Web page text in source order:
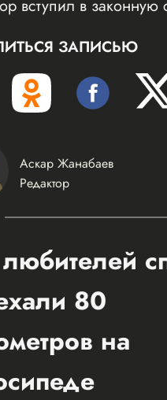
вступил в законную
ЗАПИСЬЮ
Аскар Жанабаев
Редактор
80
на